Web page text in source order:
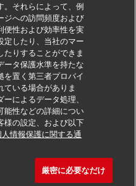
応募する
Verkäufer Postfiliale
。それらによって、例
ジへの訪問頻度および
便性および効率性を実
定したり、当社のマー
たりすることができま
ータ保護水準を持たな
を置く第三者プロバイ
ている場合がありま
によるデータ処理、
能性などの詳細につい
様の設定、および以下
人情報保護に関する通
厳密に必要なだけ